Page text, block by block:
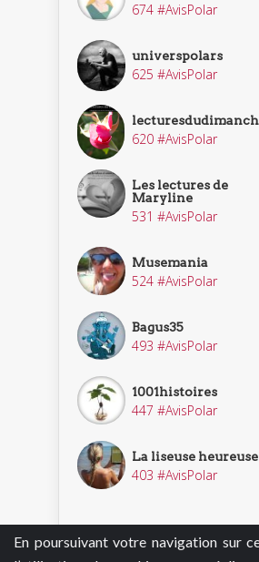
En poursuivant votre navigation sur
674 #AvisPolar
universpolars
625 #AvisPolar
620 #AvisPolar
Les lectures de
Maryline
531 #AvisPolar
Musemania
524 #AvisPolar
Bagus35
493 #AvisPolar
1001histoires
447 #AvisPolar
La liseuse heureuse
403 #AvisPolar
Découvrir nos enquêteurs